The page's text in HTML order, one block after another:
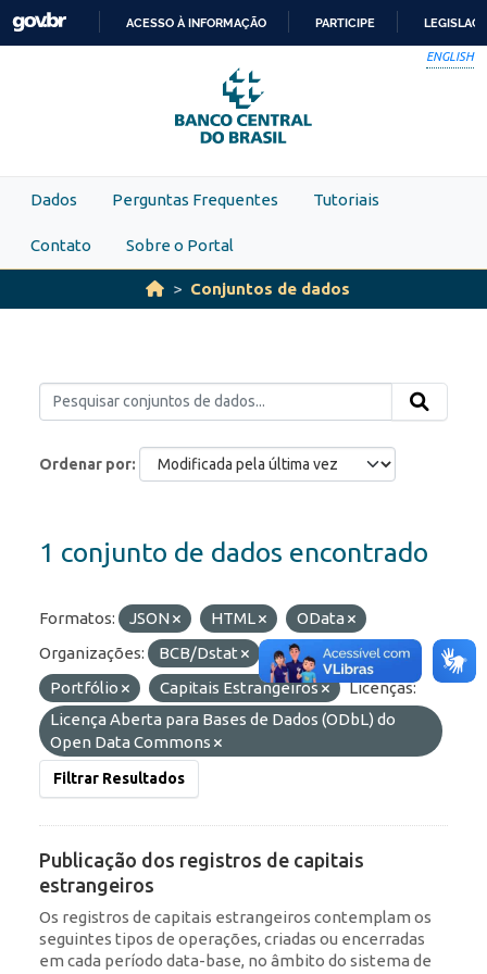
Skip to main content
PARA
O
CONTEÚDO
ACESSO À INFORMAÇÃO PARTICIPE
ENGLISH
Dados Perguntas Frequentes Tutoriais
Contato Sobre o Portal
Conjuntos de dados
Ordenar por
1 conjunto de dados encontrado
Formatos: JSON HTML
OData
Organizações:
BCB/Dstat
Etiquetas:
Portfólio
Capitais Estrangeiros
Licenças:
Licença Aberta para Bases de Dados (ODbL) do
Open Data Commons
Filtrar Resultados
Publicação dos registros de capitais
estrangeiros
Os registros de capitais estrangeiros contemplam os
seguintes tipos de operações, criadas ou encerradas
em cada período data-base, no âmbito do sistema de